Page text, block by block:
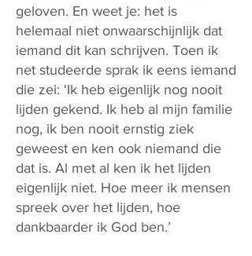
geloven. En weet je: het is
helemaal niet onwaarschijnlijk dat
iemand dit kan schrijven. Toen ik
net studeerde sprak ik eens iemand
die zei: ‘Ik heb eigenlijk nog nooit
lijden gekend. Ik heb al mijn familie
nog, ik ben nooit ernstig ziek
geweest en ken ook niemand die
dat is. Al met al ken ik het lijden
eigenlijk niet. Hoe meer ik mensen
spreek over het lijden, hoe
dankbaarder ik God ben.’